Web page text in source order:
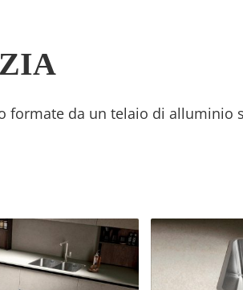
formate da un telaio di alluminio